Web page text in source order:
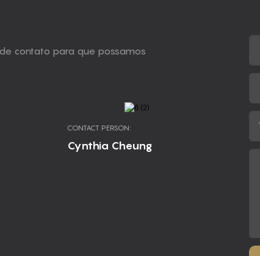
contato para que possamos
CONTACT PERSON:
Cynthia Cheung